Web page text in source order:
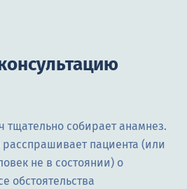
тщательно собирает анамнез.
расспрашивает пациента (или
не в состоянии) о
обстоятельства